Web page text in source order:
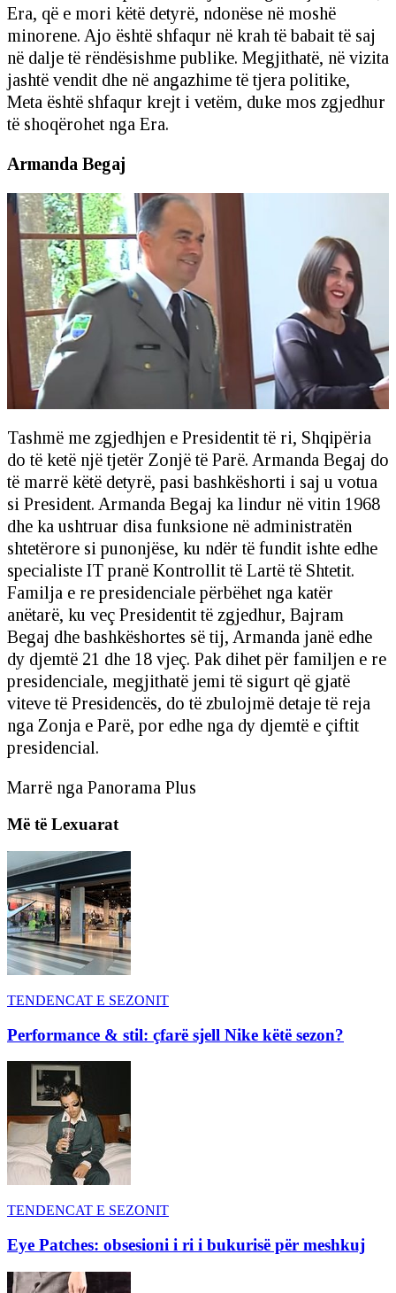
Era, që e mori këtë detyrë, ndonëse në moshë
minorene. Ajo është shfaqur në krah të babait të saj
në dalje të rëndësishme publike. Megjithatë, në vizita
jashtë vendit dhe në angazhime të tjera politike,
Meta është shfaqur krejt i vetëm, duke mos zgjedhur
të shoqërohet nga Era.
Armanda Begaj
Tashmë me zgjedhjen e Presidentit të ri, Shqipëria
do të ketë një tjetër Zonjë të Parë. Armanda Begaj do
të marrë këtë detyrë, pasi bashkëshorti i saj u votua
si President. Armanda Begaj ka lindur në vitin 1968
dhe ka ushtruar disa funksione në administratën
shtetërore si punonjëse, ku ndër të fundit ishte edhe
specialiste IT pranë Kontrollit të Lartë të Shtetit.
Familja e re presidenciale përbëhet nga katër
anëtarë, ku veç Presidentit të zgjedhur, Bajram
Begaj dhe bashkëshortes së tij, Armanda janë edhe
dy djemtë 21 dhe 18 vjeç. Pak dihet për familjen e re
presidenciale, megjithatë jemi të sigurt që gjatë
viteve të Presidencës, do të zbulojmë detaje të reja
nga Zonja e Parë, por edhe nga dy djemtë e çiftit
presidencial.
Marrë nga Panorama Plus
Më të Lexuarat
TENDENCAT E SEZONIT
Performance & stil: çfarë sjell Nike këtë sezon?
TENDENCAT E SEZONIT
Eye Patches: obsesioni i ri i bukurisë për meshkuj